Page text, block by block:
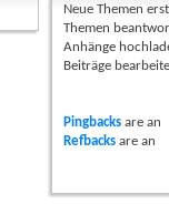
Neue Themen
Themen
Anhänge
Beiträge
Pingbacksare an
Refbacksare an